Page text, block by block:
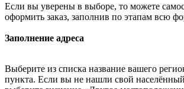
Если вы уверены в выборе, то можете
оформить заказ, заполнив по этапам всю
Заполнение адреса
Выберите из списка название вашего
пункта. Если вы не нашли свой